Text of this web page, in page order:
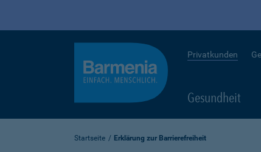
Privatkunden
Gesundheit
Startseite Erklärung zur Barrierefreiheit